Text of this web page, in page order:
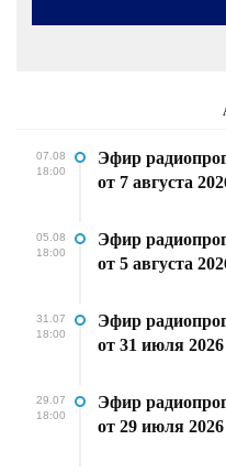
07.08
18:00
Эфир
от 7 августа
05.08
18:00
Эфир
от 5 августа
31.07
18:00
Эфир
от 31 июля 2026
29.07
18:00
Эфир
от 29 июля 2026